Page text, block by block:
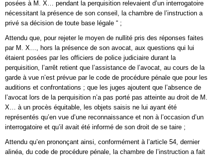
posées à M. X… pendant la perquisition relevaient d’un interrogatoire
nécessitant la présence de son conseil, la chambre de l’instruction a
privé sa décision de toute base légale “ ;
Attendu que, pour rejeter le moyen de nullité pris des réponses faites
par M. X…, hors la présence de son avocat, aux questions qui lui
étaient posées par les officiers de police judiciaire durant la
perquisition, l’arrêt retient que l’assistance de l’avocat, au cours de la
garde à vue n’est prévue par le code de procédure pénale que pour les
auditions et confrontations ; que les juges ajoutent que l’absence de
l’avocat lors de la perquisition n’a pas porté pas atteinte au droit de M.
X… à un procès équitable, les objets saisis ne lui ayant été
représentés qu’en vue d’une reconnaissance et non à l’occasion d’un
interrogatoire et qu’il avait été informé de son droit de se taire ;
Attendu qu’en prononçant ainsi, conformément à l’article 54, dernier
alinéa, du code de procédure pénale, la chambre de l’instruction a fait